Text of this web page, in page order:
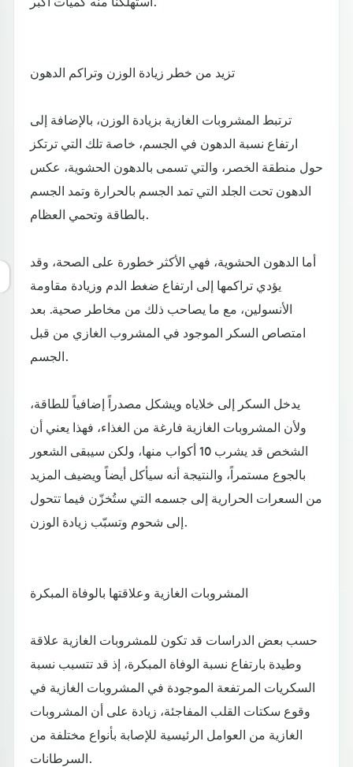
تزيد من خطر زيادة الوزن وتراكم الدهون
ترتبط المشروبات الغازية بزيادة الوزن، بالإضافة إلى
ارتفاع نسبة الدهون في الجسم، خاصة تلك التي ترتكز
حول منطقة الخصر، والتي تسمى بالدهون الحشوية، عكس
الدهون تحت الجلد التي تمد الجسم بالحرارة وتمد الجسم
بالطاقة وتحمي العظام.
أما الدهون الحشوية، فهي الأكثر خطورة على الصحة، وقد
يؤدي تراكمها إلى ارتفاع ضغط الدم وزيادة مقاومة
الأنسولين، مع ما يصاحب ذلك من مخاطر صحية. بعد
امتصاص السكر الموجود في المشروب الغازي من قبل
الجسم.
يدخل السكر إلى خلاياه ويشكل مصدراً إضافياً للطاقة،
ولأن المشروبات الغازية فارغة من الغذاء، فهذا يعني أن
الشخص قد يشرب 10 أكواب منها، ولكن سيبقى الشعور
بالجوع مستمراً، والنتيجة أنه سيأكل أيضاً ويضيف المزيد
من السعرات الحرارية إلى جسمه التي ستُخزّن فيما تتحول
إلى شحوم وتسبّب زيادة الوزن.
المشروبات الغازية وعلاقتها بالوفاة المبكرة
حسب بعض الدراسات قد تكون للمشروبات الغازية علاقة
وطيدة بارتفاع نسبة الوفاة المبكرة، إذ قد تتسبب نسبة
السكريات المرتفعة الموجودة في المشروبات الغازية في
وقوع سكتات القلب المفاجئة، زيادة على أن المشروبات
الغازية من العوامل الرئيسية للإصابة بأنواع مختلفة من
السرطانات.